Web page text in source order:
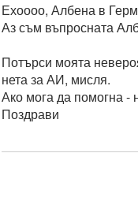
Ехоооо, Албена в
Аз съм въпросната
Потърси моята
нета за АИ, мисля.
Ако мога да помогна -
Поздрави